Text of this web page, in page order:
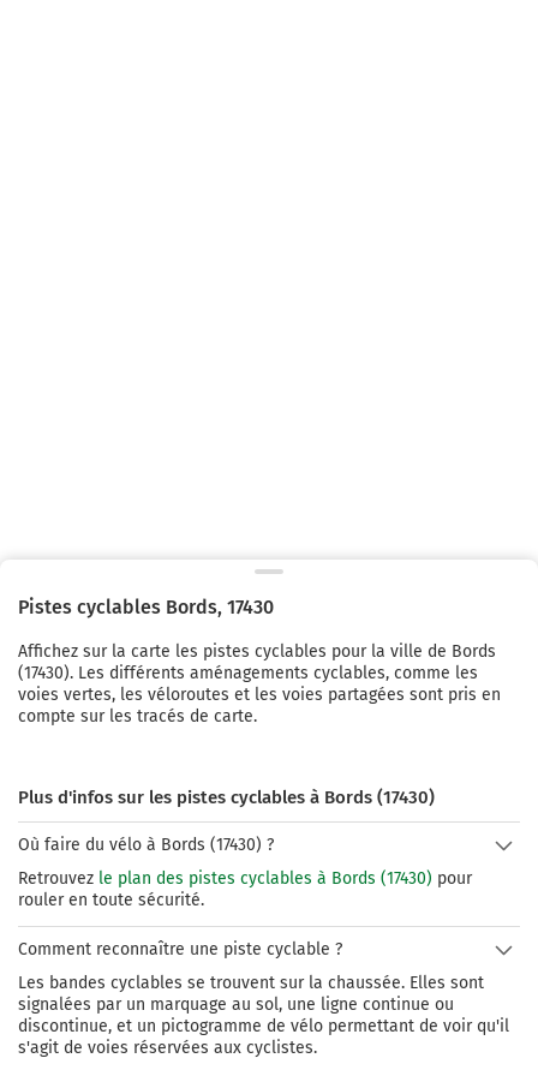
Pistes cyclables Bords, 17430
Affichez sur la carte les pistes cyclables pour la ville de Bords
(17430). Les différents aménagements cyclables, comme les
voies vertes, les véloroutes et les voies partagées sont pris en
compte sur les tracés de carte.
Plus d'infos sur les pistes cyclables à Bords (17430)
Où faire du vélo à Bords (17430) ?
Retrouvez le plan des pistes cyclables à Bords (17430) pour
rouler en toute sécurité.
Comment reconnaître une piste cyclable ?
Les bandes cyclables se trouvent sur la chaussée. Elles sont
signalées par un marquage au sol, une ligne continue ou
discontinue, et un pictogramme de vélo permettant de voir qu'il
s'agit de voies réservées aux cyclistes.